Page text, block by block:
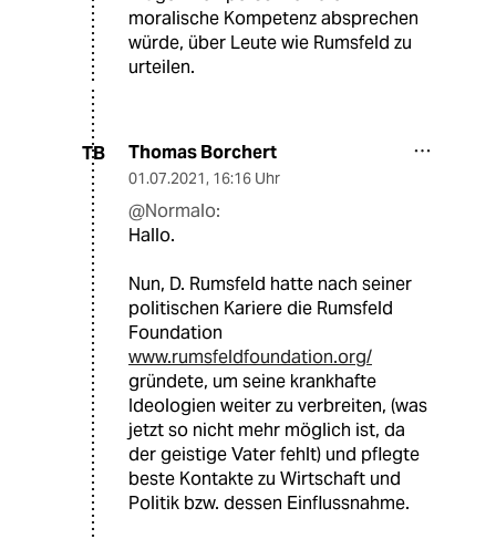
moralische Kompetenz absprechen
würde, über Leute wie Rumsfeld zu
urteilen.
TB Thomas Borchert
01.07.2021, 16:16 Uhr
@Normalo:
Hallo.
Nun, D. Rumsfeld hatte nach seiner
politischen Kariere die Rumsfeld
Foundation
www.rumsfeldfoundation.org/
gründete, um seine krankhafte
Ideologien weiter zu verbreiten, (was
jetzt so nicht mehr möglich ist, da
der geistige Vater fehlt) und pflegte
beste Kontakte zu Wirtschaft und
Politik bzw. dessen Einflussnahme.